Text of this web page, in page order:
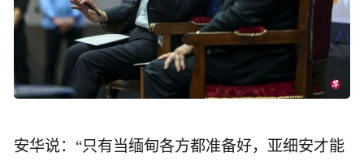
安华说：“只有当缅甸各方都准备好，亚细安才能